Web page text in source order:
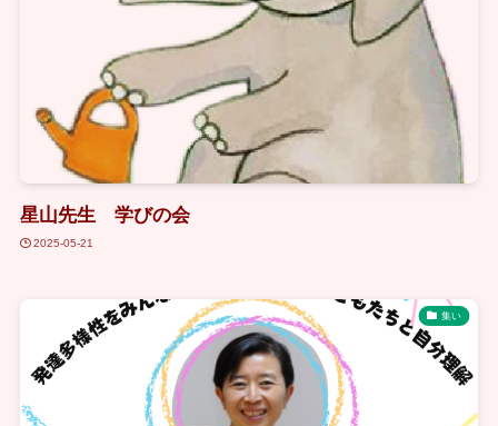
星山先生 学びの会
2025-05-21
集い